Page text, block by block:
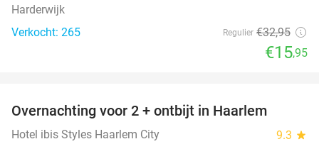
Harderwijk
Verkocht: 265
Regulier €32,95
€15,95
Overnachting voor 2 + ontbijt in Haarlem
Hotel ibis Styles Haarlem City 9.3 star